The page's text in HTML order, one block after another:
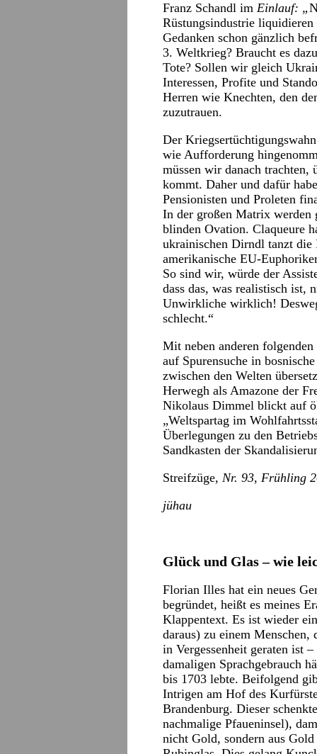
Franz Schandl im Einlauf: „
Rüstungsindustrie
Gedanken schon gänzlich
3. Weltkrieg? Braucht es
Tote? Sollen wir gleich
Interessen, Profite und
Herren wie Knechten, den
zuzutrauen.
Der
wie Aufforderung
müssen wir danach trachten,
kommt. Daher und dafür
Pensionisten und Proleten
In der großen Matrix werden
blinden Ovation. Claqueure
ukrainischen Dirndl tanzt die
amerikanische EU-
So sind wir, würde der
dass das, was realistisch ist,
Unwirkliche wirklich!
schlecht.“
Mit neben anderen
auf Spurensuche in
zwischen den Welten
Herwegh als Amazone der
Nikolaus Dimmel blickt auf
„Weltspartag im
Überlegungen zu den
Sandkasten der
Streifzüge, Nr. 93, Frühling
jühau
Glück und Glas – wie
Florian Illes hat ein neues
begründet, heißt es meines
Klappentext. Es ist wieder
daraus) zu einem
in Vergessenheit geraten ist
damaligen Sprachgebrauch
bis 1703 lebte. Beifolgend
Intrigen am Hof des
Brandenburg. Dieser
nachmalige Pfaueninsel),
nicht Gold, sondern aus